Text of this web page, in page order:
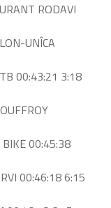
RODAVI
UNÎCA
00:43:21 3:18
BIKE 00:45:38
00:46:18 6:15